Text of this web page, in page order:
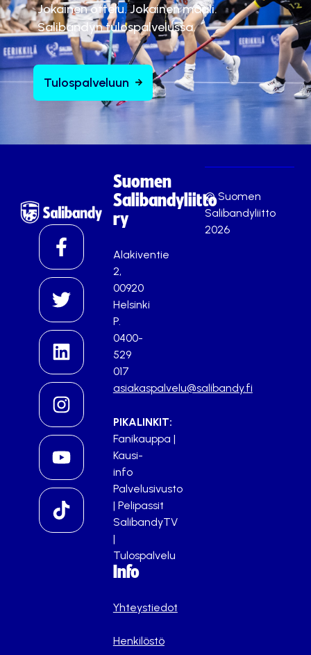
Jokainen ottelu. Jokainen maali.
Salibandyn tulospalvelussa.
Tulospalveluun
Suomen
Salibandyliitto
ry
Alakiventie
2,
00920
Helsinki
P.
0400-
529
017
asiakaspalvelu@salibandy.fi
PIKALINKIT:
Fanikauppa |
Kausi-
info
Palvelusivusto
| Pelipassit
SalibandyTV
|
Tulospalvelu
Info
Yhteystiedot
Henkilöstö
© Suomen
Salibandyliitto
2026